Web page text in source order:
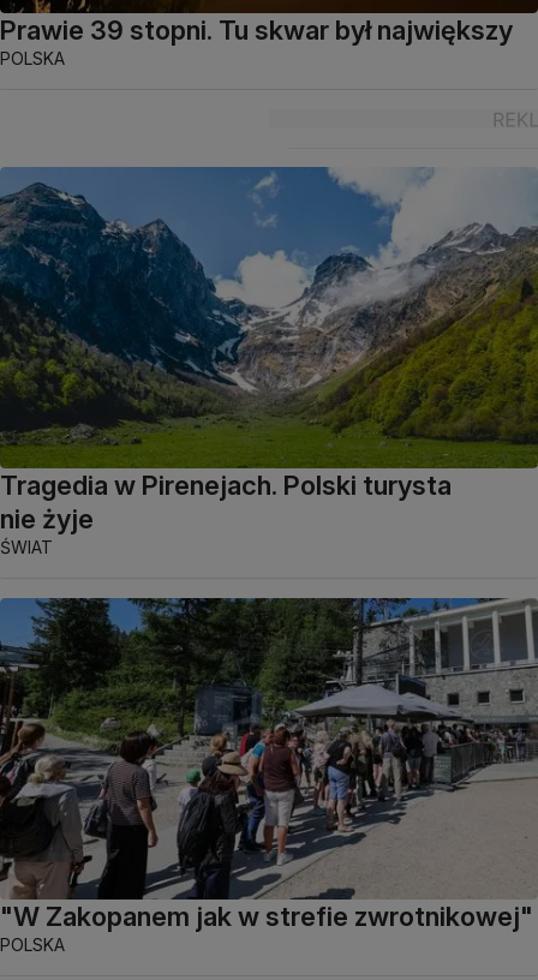
Prawie 39 stopni. Tu skwar był największy
POLSKA
Tragedia w Pirenejach. Polski turysta
nie żyje
ŚWIAT
"W Zakopanem jak w strefie zwrotnikowej"
POLSKA